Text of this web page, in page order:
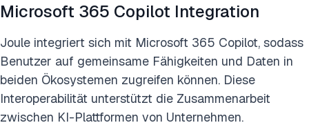
Microsoft 365 Copilot Integration
Joule integriert sich mit Microsoft 365 Copilot, sodass
Benutzer auf gemeinsame Fähigkeiten und Daten in
beiden Ökosystemen zugreifen können. Diese
Interoperabilität unterstützt die Zusammenarbeit
zwischen KI-Plattformen von Unternehmen.